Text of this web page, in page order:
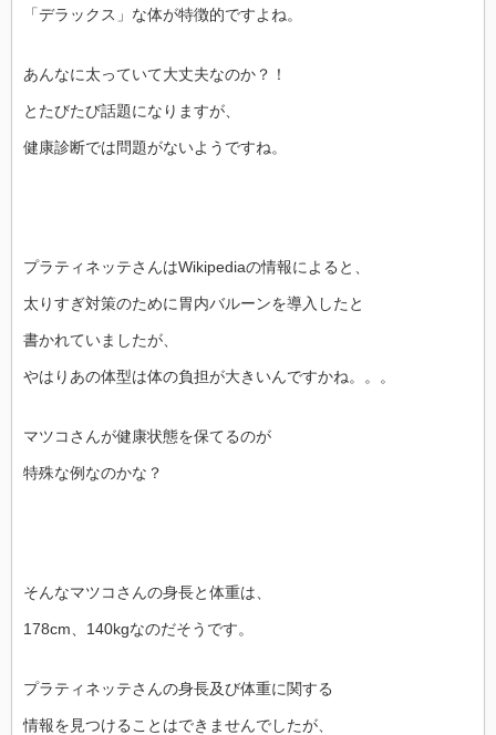
「デラックス」な体が特徴的ですよね。
あんなに太っていて大丈夫なのか？！
とたびたび話題になりますが、
健康診断では問題がないようですね。
プラティネッテさんはWikipediaの情報によると、
太りすぎ対策のために胃内バルーンを導入したと
書かれていましたが、
やはりあの体型は体の負担が大きいんですかね。。。
マツコさんが健康状態を保てるのが
特殊な例なのかな？
そんなマツコさんの身長と体重は、
178cm、140kgなのだそうです。
プラティネッテさんの身長及び体重に関する
情報を見つけることはできませんでしたが、